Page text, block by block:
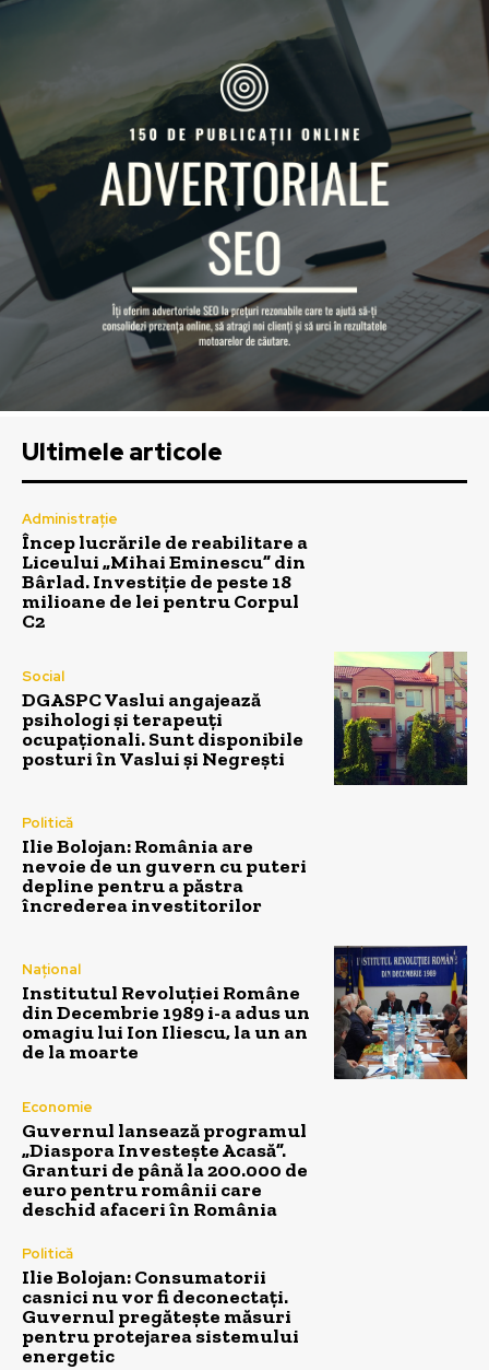
Ultimele articole
Administrație
Încep lucrările de reabilitare a
Liceului „Mihai Eminescu” din
Bârlad. Investiție de peste 18
milioane de lei pentru Corpul
C2
Social
DGASPC Vaslui angajează
psihologi și terapeuți
ocupaționali. Sunt disponibile
posturi în Vaslui și Negrești
Politică
Ilie Bolojan: România are
nevoie de un guvern cu puteri
depline pentru a păstra
încrederea investitorilor
Național
Institutul Revoluției Române
din Decembrie 1989 i-a adus un
omagiu lui Ion Iliescu, la un an
de la moarte
Economie
Guvernul lansează programul
„Diaspora Investește Acasă”.
Granturi de până la 200.000 de
euro pentru românii care
deschid afaceri în România
Politică
Ilie Bolojan: Consumatorii
casnici nu vor fi deconectați.
Guvernul pregătește măsuri
pentru protejarea sistemului
energetic